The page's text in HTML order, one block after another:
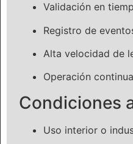
Validación en
Registro de
Alta velocidad de
Operación
Condiciones
Uso interior o